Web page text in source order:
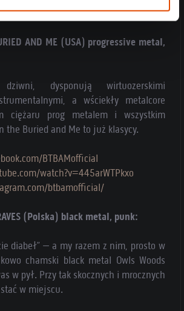
kylesa_band/
AND ME (USA) progressive metal,
dysponują wirtuozerskimi
a wściekły metalcore
ciężaru prog metalem i wszystkim
the Buried and Me to już klasycy.
BTBAMofficial
watch?v=445arWTPkxo
btbamofficial/
(Polska) black metal, punk:
diabeł” – a my razem z nim, prosto w
chamski black metal Owls Woods
w pył. Przy tak skocznych i mrocznych
w miejscu.